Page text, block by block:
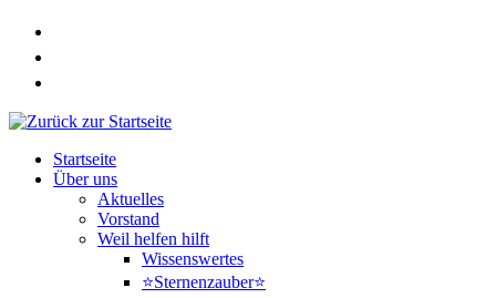
Zum
springen
Startseite
Über uns
Aktuelles
Vorstand
Weil helfen hilft
Wissenswertes
⭐Sternenzauber⭐